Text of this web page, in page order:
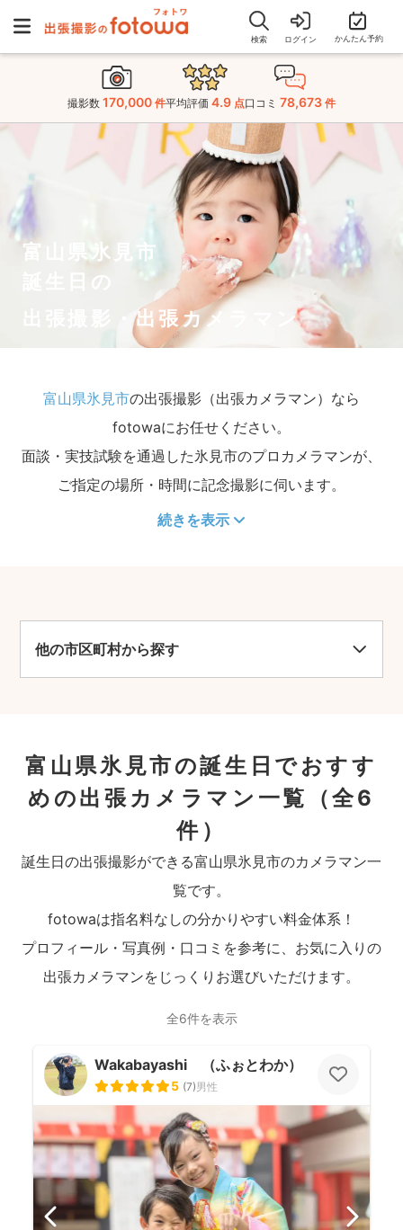
検索 ログイン かんたん予約
撮影数 170,000 件平均評価 4.9 点口コミ 78,673 件
富山県氷見市
誕生日の
出張撮影・出張カメラマン
富山県氷見市の出張撮影（出張カメラマン）なら
fotowaにお任せください。
面談・実技試験を通過した氷見市のプロカメラマンが、
ご指定の場所・時間に記念撮影に伺います。
続きを表示
他の市区町村から探す
富山県氷見市の誕生日でおすす
めの出張カメラマン一覧
（全6
件）
誕生日の出張撮影ができる富山県氷見市のカメラマン一
覧です。
fotowaは指名料なしの分かりやすい料金体系！
プロフィール・写真例・口コミを参考に、お気に入りの
出張カメラマンをじっくりお選びいただけます。
全6件を表示
Wakabayashi （ふぉとわか）
5 (7)男性